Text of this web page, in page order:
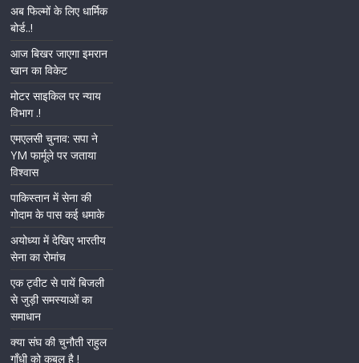
अब फिल्मों के लिए धार्मिक
बोर्ड..!
आज बिखर जाएगा इमरान
खान का विकेट
मोटर साइकिल पर न्याय
विभाग .!
एमएलसी चुनाव: सपा ने
YM फार्मूले पर जताया
विश्वास
पाकिस्तान में सेना की
गोदाम के पास कई धमाके
अयोध्या में देखिए भारतीय
सेना का रोमांच
एक ट्वीट से पायें बिजली
से जुड़ी समस्याओं का
समाधान
क्या संघ की चुनौती राहुल
गाँधी को कबूल है !